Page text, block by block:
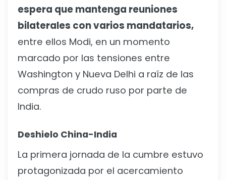
espera que mantenga reuniones
bilaterales con varios mandatarios,
entre ellos Modi, en un momento
marcado por las tensiones entre
Washington y Nueva Delhi a raíz de las
compras de crudo ruso por parte de
India.
Deshielo China-India
La primera jornada de la cumbre estuvo
protagonizada por el acercamiento